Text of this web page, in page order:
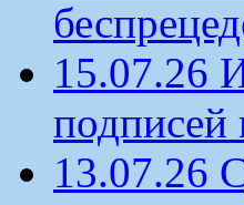
15.07.26
подписей
13.07.26